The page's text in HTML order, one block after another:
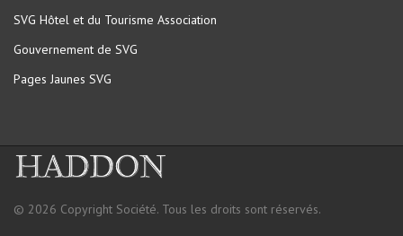
SVG Hôtel et du Tourisme Association
Gouvernement de SVG
Pages Jaunes SVG
© 2026 Copyright Société. Tous les droits sont réservés.